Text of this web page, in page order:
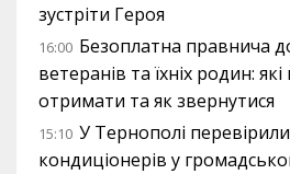
зустріти Героя
16:00 Безоплатна правнича
ветеранів та їхніх родин:
отримати та як звернутися
15:10 У Тернополі
кондиціонерів у